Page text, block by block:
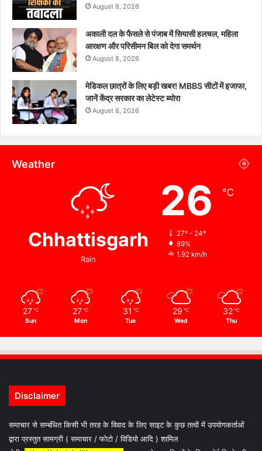
August 8, 2026
अकाली दल के फैसले से पंजाब में सियासी हलचल, महिला
आरक्षण और परिसीमन बिल को देगा समर्थन
August 8, 2026
मेडिकल छात्रों के लिए बड़ी खबर! MBBS सीटों में इजाफा,
जानें केंद्र सरकार का लेटेस्ट ब्योरा
August 8, 2026
Weather
Chhattisgarh
Rain
26 ℃
27º - 24º
89%
1.92 km/h
27 ℃
Sun
27 ℃
Mon
31 ℃
Tue
29 ℃
Wed
32 ℃
Thu
Disclaimer
समाचार से सम्बंधित किसी भी तरह के विवाद के लिए साइट के कुछ तत्वों में उपयोगकर्ताओं
द्वारा प्रस्तुत सामग्री ( समाचार / फोटो / विडियो आदि ) शामिल